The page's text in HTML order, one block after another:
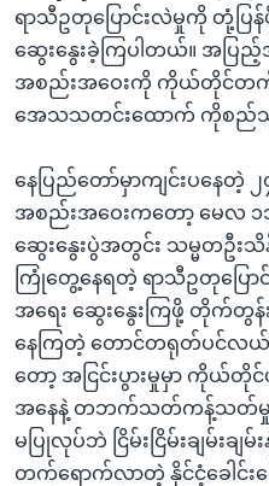
ရန်ရာသီဥတုပြောင်းလဲမှုကို တုံ့ပ
ဆွေးနွေးခဲ့ကြပါတယ်။ အပ
အစည်းအဝေးကို ကိုယ်တိုင်တ
အေသသတင်းထောက် ကိုစည်သူ
နေပြည်တော်မှာကျင်းပနေတဲ့
အစည်းအဝေးကတော့ မေလ ၁၁
ဆွေးနွေးပွဲအတွင်း သမ္မတဦး
ကြုံတွေ့နေရတဲ့ ရာသီဥတုပြော
အရေး ဆွေးနွေးကြဖို့ တိုက်တွန်
နေကြတဲ့ တောင်တရုတ်ပင်လယ်အ
တော့ အငြင်းပွားမှုမှာ ကိုယ်
အနေနဲ့ တဘက်သတ်ကန့်သတ်မှုတွေ
မပြုလုပ်ဘဲ ငြိမ်းငြိမ်းချမ်းခ
တက်ရောက်လာတဲ့ နိုင်ငံ့ခေါင်း